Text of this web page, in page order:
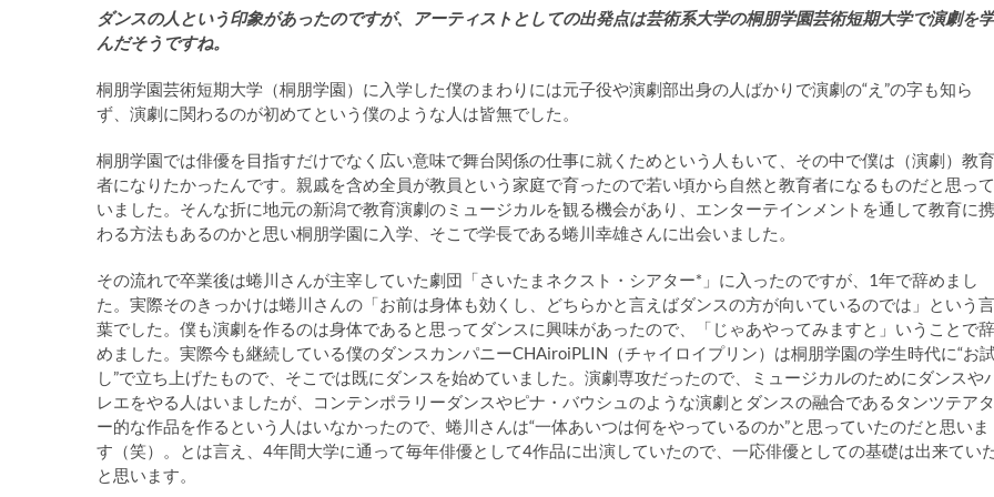
ダンスの人という印象があったのですが、アーティストとしての出発点は芸術系大学の桐朋学園芸術短期大学で演劇を学
んだそうですね。
桐朋学園芸術短期大学（桐朋学園）に入学した僕のまわりには元子役や演劇部出身の人ばかりで演劇の“え”の字も知ら
ず、演劇に関わるのが初めてという僕のような人は皆無でした。
桐朋学園では俳優を目指すだけでなく広い意味で舞台関係の仕事に就くためという人もいて、その中で僕は（演劇）教育
者になりたかったんです。親戚を含め全員が教員という家庭で育ったので若い頃から自然と教育者になるものだと思って
いました。そんな折に地元の新潟で教育演劇のミュージカルを観る機会があり、エンターテインメントを通して教育に携
わる方法もあるのかと思い桐朋学園に入学、そこで学長である蜷川幸雄さんに出会いました。
その流れで卒業後は蜷川さんが主宰していた劇団「さいたまネクスト・シアター*」に入ったのですが、1年で辞めまし
た。実際そのきっかけは蜷川さんの「お前は身体も効くし、どちらかと言えばダンスの方が向いているのでは」という言
葉でした。僕も演劇を作るのは身体であると思ってダンスに興味があったので、「じゃあやってみますと」いうことで辞
めました。実際今も継続している僕のダンスカンパニーCHAiroiPLIN（チャイロイプリン）は桐朋学園の学生時代に“お
し”で立ち上げたもので、そこでは既にダンスを始めていました。演劇専攻だったので、ミュージカルのためにダンスや
レエをやる人はいましたが、コンテンポラリーダンスやピナ・バウシュのような演劇とダンスの融合であるタンツテアタ
ー的な作品を作るという人はいなかったので、蜷川さんは“一体あいつは何をやっているのか”と思っていたのだと思いま
す（笑）。とは言え、4年間大学に通って毎年俳優として4作品に出演していたので、一応俳優としての基礎は出来てい
と思います。